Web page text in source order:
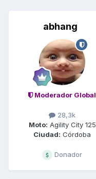
abhang
Moderador Global
28,3k
Moto: Agility City 125
Ciudad: Córdoba
Donador